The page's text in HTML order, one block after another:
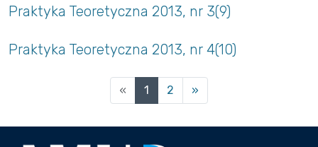
Praktyka Teoretyczna 2013, nr 3(9)
Praktyka Teoretyczna 2013, nr 4(10)
« 1 (current)
2 »